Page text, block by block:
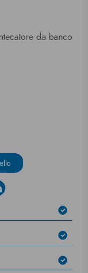
da banco